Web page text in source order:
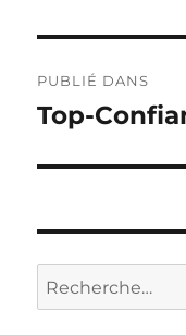
de
PUBLIÉ DANS
Top-
Recherche
pour :